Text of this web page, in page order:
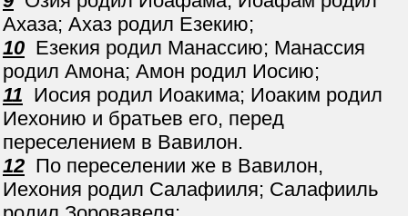
Ахаза; Ахаз родил Езекию;
10 Езекия родил Манассию; Манассия
родил Амона; Амон родил Иосию;
11 Иосия родил Иоакима; Иоаким родил
Иехонию и братьев его, перед
переселением в Вавилон.
12 По переселении же в Вавилон,
Иехония родил Салафииля; Салафииль